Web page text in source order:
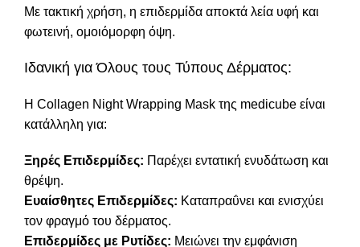
Με τακτική χρήση, η επιδερμίδα αποκτά λεία υφή και
φωτεινή, ομοιόμορφη όψη.
Ιδανική για Όλους τους Τύπους Δέρματος:
Η Collagen Night Wrapping Mask της medicube είναι
κατάλληλη για:
Ξηρές Επιδερμίδες: Παρέχει εντατική ενυδάτωση και
θρέψη.
Ευαίσθητες Επιδερμίδες: Καταπραΰνει και ενισχύει
τον φραγμό του δέρματος.
Επιδερμίδες με Ρυτίδες: Μειώνει την εμφάνιση